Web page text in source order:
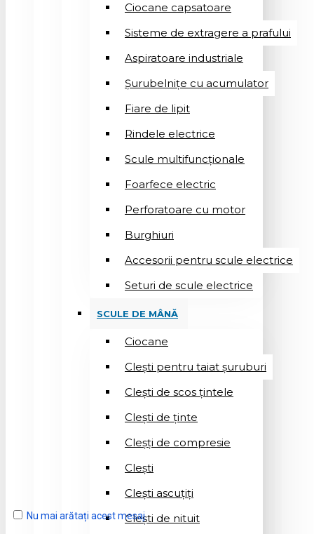
Ciocane capsatoare
Sisteme de extragere a prafului
Aspiratoare industriale
Șurubelnițe cu acumulator
Fiare de lipit
Rindele electrice
Scule multifuncționale
Foarfece electric
Perforatoare cu motor
Burghiuri
Accesorii pentru scule electrice
Seturi de scule electrice
SCULE DE MÂNĂ
Ciocane
Cleşti pentru taiat șuruburi
Clești de scos țintele
Clești de ținte
Cleșți de compresie
Cleşti
Clești ascuțiți
Cleşti de nituit
Nu mai arătați acest mesaj